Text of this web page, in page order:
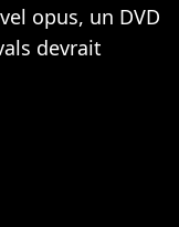
opus, un DVD
devrait